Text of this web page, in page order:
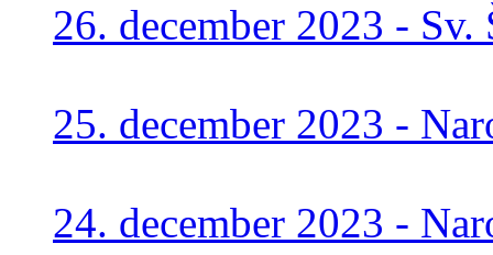
26. december 2023 -
25. december 2023 -
24. december 2023 -